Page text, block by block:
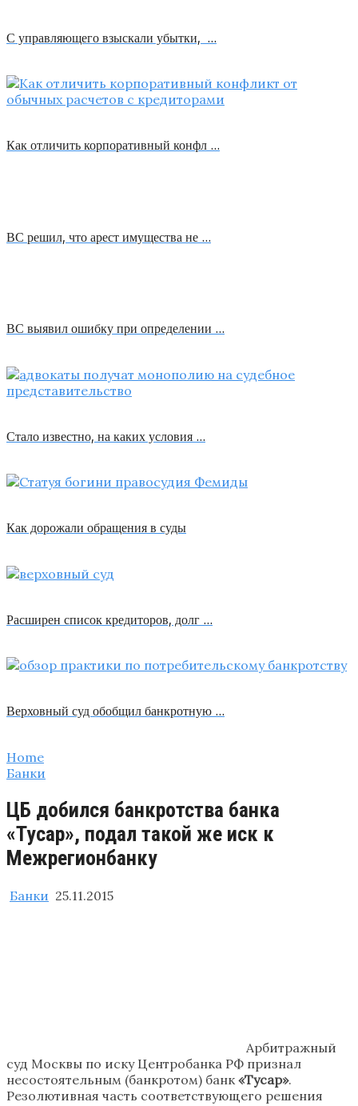
С управляющего взыскали убытки, …
Как отличить корпоративный конфл …
ВС решил, что арест имущества не …
ВС выявил ошибку при определении …
Стало известно, на каких условия …
Как дорожали обращения в суды
Расширен список кредиторов, долг …
Верховный суд обобщил банкротную …
Home
Банки
ЦБ добился банкротства банка
«Тусар», подал такой же иск к
Межрегионбанку
Банки 25.11.2015
Арбитражный
суд Москвы по иску Центробанка РФ признал
несостоятельным (банкротом) банк «Тусар».
Резолютивная часть соответствующего решения